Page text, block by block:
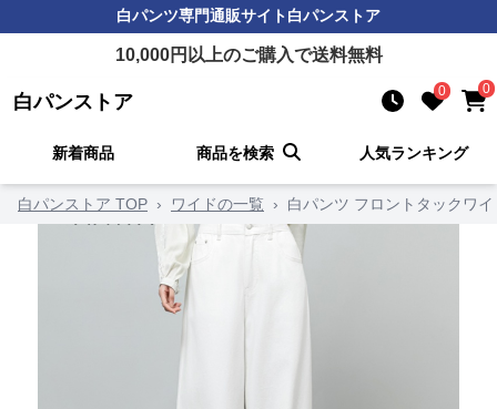
白パンツ専門通販サイト白パンストア
10,000円以上のご購入で送料無料
白パンストア 0 0
新着商品 商品を検索 人気ランキング
白パンストア TOP › ワイドの一覧 › 白パンツ フロントタックワ